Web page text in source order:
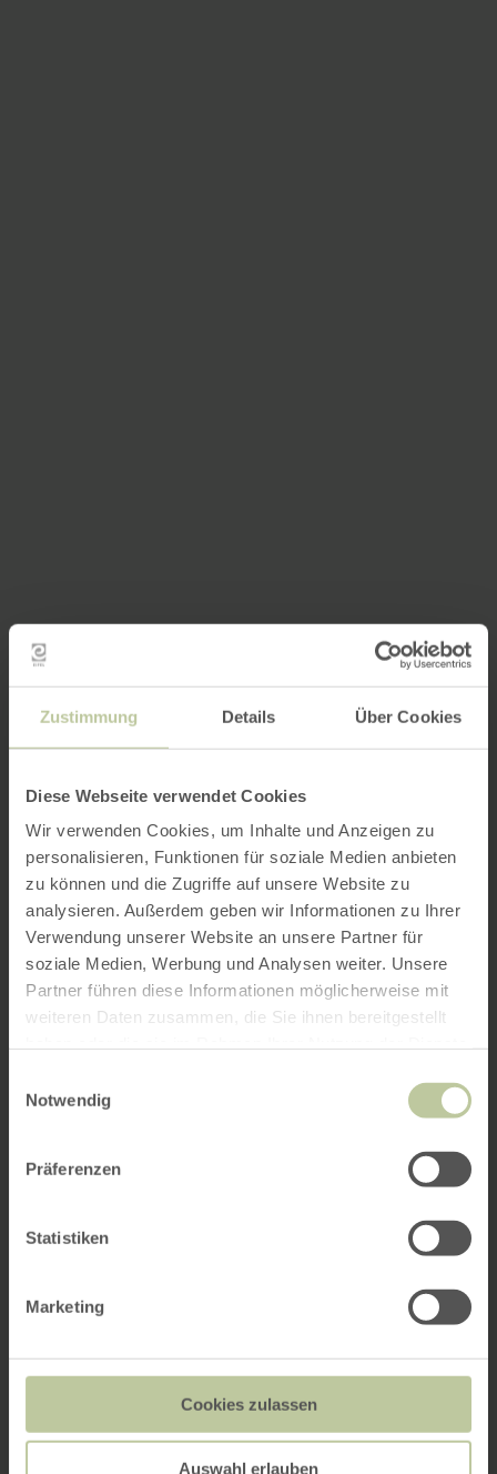
Zustimmung Details Über Cookies
Diese Webseite verwendet Cookies
Wir verwenden Cookies, um Inhalte und Anzeigen zu
personalisieren, Funktionen für soziale Medien anbieten
zu können und die Zugriffe auf unsere Website zu
analysieren. Außerdem geben wir Informationen zu Ihrer
Verwendung unserer Website an unsere Partner für
soziale Medien, Werbung und Analysen weiter. Unsere
Partner führen diese Informationen möglicherweise mit
weiteren Daten zusammen, die Sie ihnen bereitgestellt
Notwendig
Präferenzen
Statistiken
Marketing
Cookies zulassen
Auswahl erlauben